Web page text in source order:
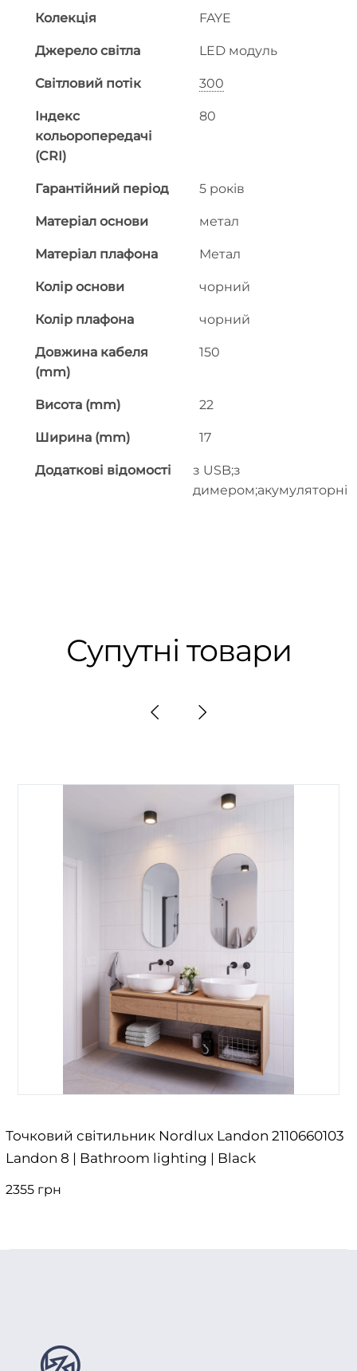
Колекція FAYE
Джерело світла LED модуль
Світловий потік 300
Індекс
кольоропередачі
(CRI)
80
Гарантійний період 5 років
Матеріал основи метал
Матеріал плафона Метал
Колір основи чорний
Колір плафона чорний
Довжина кабеля
(mm)
150
Висота (mm) 22
Ширина (mm) 17
Додаткові відомості
з USB;з
димером;акумуляторні
Супутні товари
Точковий світильник Nordlux Landon 2110660103
Landon 8 | Bathroom lighting | Black
2355 грн